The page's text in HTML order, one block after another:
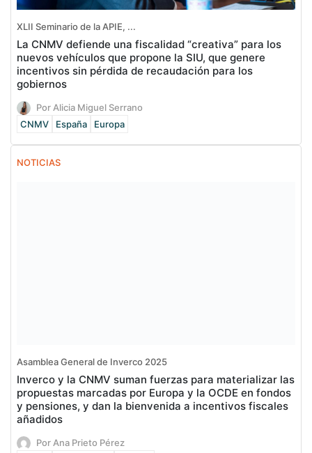
XLII Seminario de la APIE, ...
La CNMV defiende una fiscalidad “creativa” para los
nuevos vehículos que propone la SIU, que genere
incentivos sin pérdida de recaudación para los
gobiernos
Por Alicia Miguel Serrano
CNMV
España Europa
NOTICIAS
Asamblea General de Inverco 2025
Inverco y la CNMV suman fuerzas para materializar las
propuestas marcadas por Europa y la OCDE en fondos
y pensiones, y dan la bienvenida a incentivos fiscales
añadidos
Por Ana Prieto Pérez